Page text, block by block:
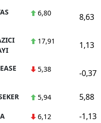
6,80 8,63
17,91 1,13
5,38 -0,37
5,94 5,88
6,12 -1,13